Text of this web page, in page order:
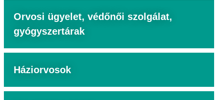
Orvosi ügyelet, védőnői szolgálat,
gyógyszertárak
Háziorvosok